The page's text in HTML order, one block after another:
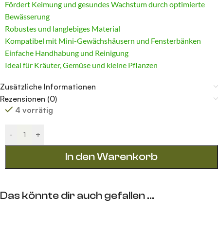
Fördert Keimung und gesundes Wachstum durch optimierte
Bewässerung
Robustes und langlebiges Material
Kompatibel mit Mini-Gewächshäusern und Fensterbänken
Einfache Handhabung und Reinigung
Ideal für Kräuter, Gemüse und kleine Pflanzen
Zusätzliche Informationen
Rezensionen (0)
4 vorrätig
- +
In den Warenkorb
Alternative:
Das könnte dir auch gefallen …